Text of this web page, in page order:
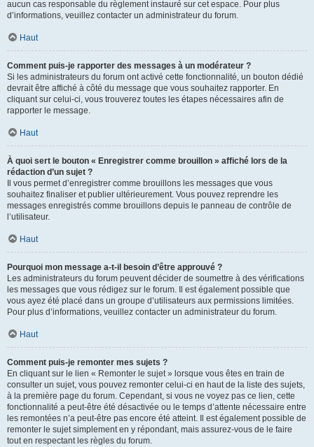
aucun cas responsable du règlement instauré sur cet espace. Pour plus
d’informations, veuillez contacter un administrateur du forum.
Haut
Comment puis-je rapporter des messages à un modérateur ?
Si les administrateurs du forum ont activé cette fonctionnalité, un bouton dédié
devrait être affiché à côté du message que vous souhaitez rapporter. En
cliquant sur celui-ci, vous trouverez toutes les étapes nécessaires afin de
rapporter le message.
Haut
À quoi sert le bouton « Enregistrer comme brouillon » affiché lors de la
rédaction d’un sujet ?
Il vous permet d’enregistrer comme brouillons les messages que vous
souhaitez finaliser et publier ultérieurement. Vous pouvez reprendre les
messages enregistrés comme brouillons depuis le panneau de contrôle de
l’utilisateur.
Haut
Pourquoi mon message a-t-il besoin d’être approuvé ?
Les administrateurs du forum peuvent décider de soumettre à des vérifications
les messages que vous rédigez sur le forum. Il est également possible que
vous ayez été placé dans un groupe d’utilisateurs aux permissions limitées.
Pour plus d’informations, veuillez contacter un administrateur du forum.
Haut
Comment puis-je remonter mes sujets ?
En cliquant sur le lien « Remonter le sujet » lorsque vous êtes en train de
consulter un sujet, vous pouvez remonter celui-ci en haut de la liste des sujets,
à la première page du forum. Cependant, si vous ne voyez pas ce lien, cette
fonctionnalité a peut-être été désactivée ou le temps d’attente nécessaire entre
les remontées n’a peut-être pas encore été atteint. Il est également possible de
remonter le sujet simplement en y répondant, mais assurez-vous de le faire
tout en respectant les règles du forum.